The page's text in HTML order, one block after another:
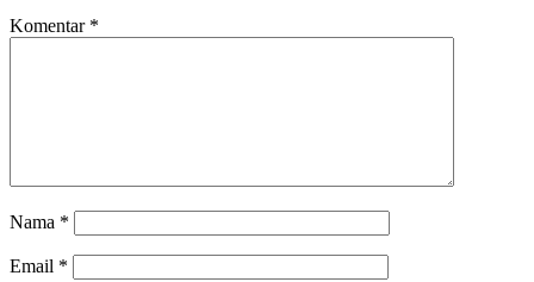
Komentar *
Nama *
Email *